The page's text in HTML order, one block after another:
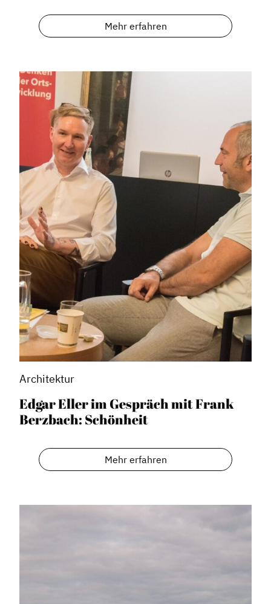
Mehr erfahren
Architektur
Edgar Eller im Gespräch mit Frank
Berzbach: Schönheit
Mehr erfahren